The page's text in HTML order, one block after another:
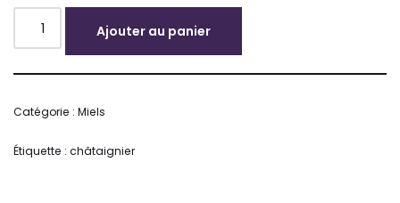
Ajouter au panier
Catégorie : Miels
Étiquette : châtaignier